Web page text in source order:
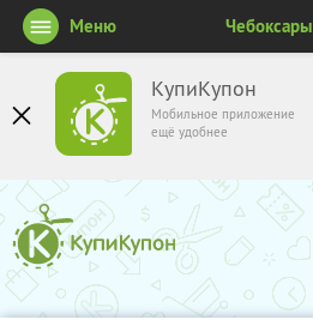
КупиКупон
Мобильное приложение
ещё удобнее
Меню Чебоксары